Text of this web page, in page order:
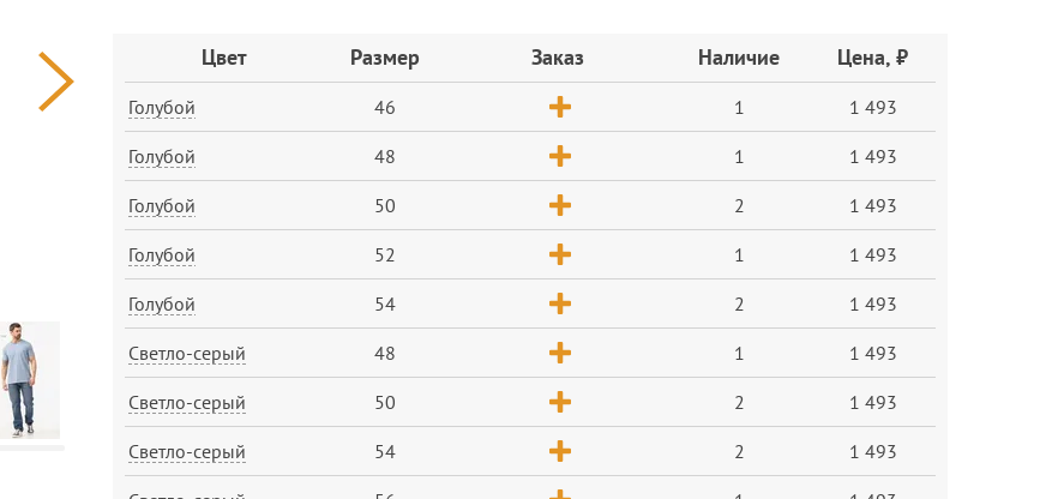
Цвет Размер Заказ Наличие Цена, ₽
Голубой 46 1 1 493
Голубой 48 1 1 493
Голубой 50 2 1 493
Голубой 52 1 1 493
Голубой 54 2 1 493
Светло-серый 48 1 1 493
Светло-серый 50 2 1 493
Светло-серый 54 2 1 493